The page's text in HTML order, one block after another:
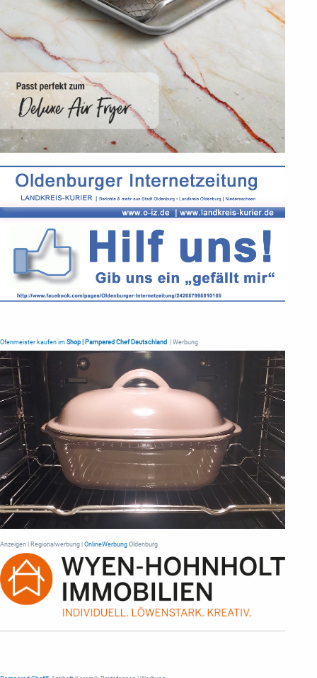
Ofenmeister kaufen im Shop | Pampered Chef Deutschland | Werbung
Anzeigen | Regionalwerbung | OnlineWerbung Oldenburg